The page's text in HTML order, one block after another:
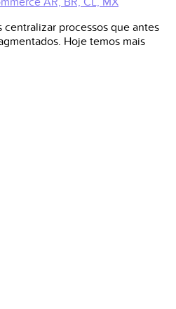
centralizar processos que antes
Hoje temos mais